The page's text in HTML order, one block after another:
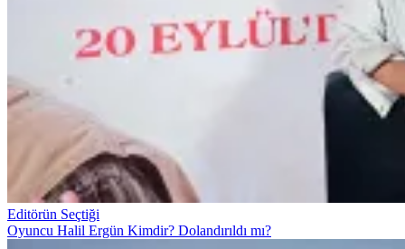
Editörün Seçtiği
Oyuncu Halil Ergün Kimdir? Dolandırıldı mı?